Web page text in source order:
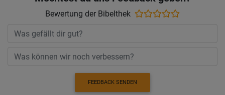
Bewertung der Bibelthek
FEEDBACK SENDEN